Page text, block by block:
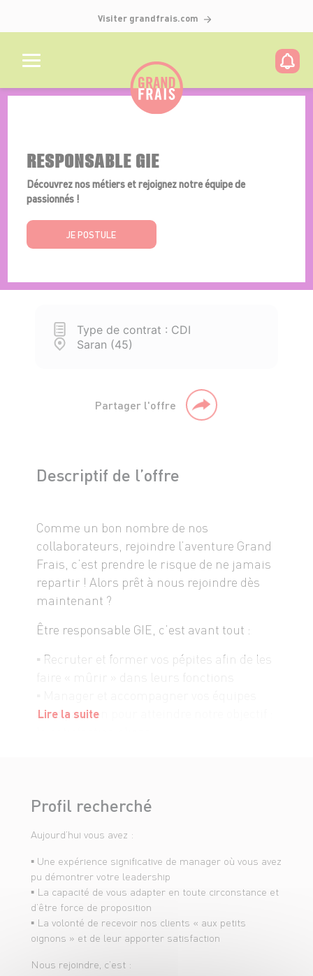
Visiter grandfrais.com
RESPONSABLE GIE
Découvrez nos métiers et rejoignez notre équipe de
passionnés !
JE POSTULE
Type de contrat : CDI
Saran (45)
Partager l'offre
Descriptif de l’offre
Comme un bon nombre de nos
collaborateurs, rejoindre l’aventure Grand
Frais, c’est prendre le risque de ne jamais
repartir ! Alors prêt à nous rejoindre dès
maintenant ?
Être responsable GIE, c’est avant tout :
▪ Recruter et former vos pépites afin de les
avec passion pour atteindre notre objectif :
▪ Organiser la gestion administrative du
▪ Veiller à une communication efficace avec
les commerçants de nos halles en votre
qualité d’interlocuteur privilégié
▪ Être le garant de la sécurité des biens et
des personnes, de la bonne gestion des flux
financiers, du respect des procédures et du
concept Grand Frais
▪ Garantir la maintenance préventive et
Lire la suite
Profil recherché
Aujourd’hui vous avez :
▪ Une expérience significative de manager où vous avez
pu démontrer votre leadership
▪ La capacité de vous adapter en toute circonstance et
d’être force de proposition
▪ La volonté de recevoir nos clients « aux petits
oignons » et de leur apporter satisfaction
Nous rejoindre, c’est :